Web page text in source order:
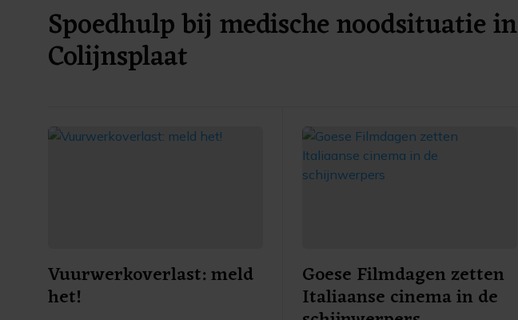
Spoedhulp bij medische noodsituatie in
Colijnsplaat
Vuurwerkoverlast: meld
het!
Goese Filmdagen zetten
Italiaanse cinema in de